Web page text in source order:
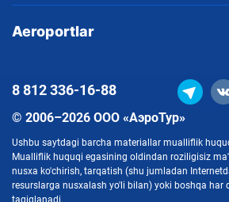
Aeroportlar
© 2006–2026 ООО «АэроТур»
Ushbu saytdagi barcha materiallar mualliflik
Mualliflik huquqi egasining oldindan roziligisiz
nusxa ko'chirish, tarqatish (shu jumladan
resurslarga nusxalash yo'li bilan) yoki boshqa har
taqiqlanadi.
8 812336-16-88